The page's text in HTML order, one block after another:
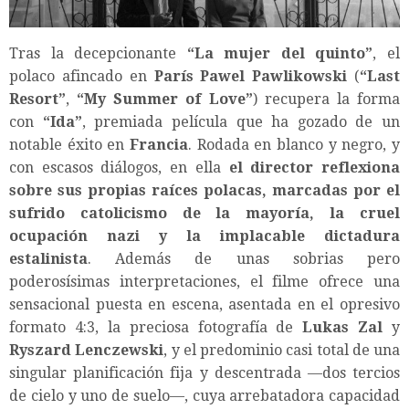
Tras la decepcionante “La mujer del quinto”, el
polaco afincado en París Pawel Pawlikowski (“Last
Resort”, “My Summer of Love”) recupera la forma
con “Ida”, premiada película que ha gozado de un
notable éxito en Francia. Rodada en blanco y negro, y
con escasos diálogos, en ella el director reflexiona
sobre sus propias raíces polacas, marcadas por el
sufrido catolicismo de la mayoría, la cruel
ocupación nazi y la implacable dictadura
estalinista. Además de unas sobrias pero
poderosísimas interpretaciones, el filme ofrece una
sensacional puesta en escena, asentada en el opresivo
formato 4:3, la preciosa fotografía deLukas Zal y
Ryszard Lenczewski, y el predominio casi total de una
singular planificación fija y descentrada —dos tercios
de cielo y uno de suelo—, cuya arrebatadora capacidad